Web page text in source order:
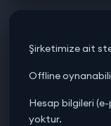
Şirketimize ait
Offline
Hesap bilgileri
yoktur.